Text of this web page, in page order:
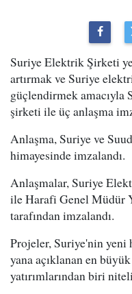
Suriye Elektrik Şirketi
artırmak ve Suriye
güçlendirmek
şirketi ile üç anlaşma
Anlaşma, Suriye ve
himayesinde imzalandı.
Anlaşmalar, Suriye
ile Harafi Genel Müdür
tarafından imzalandı.
Projeler, Suriye'nin yeni
yana açıklanan en
yatırımlarından biri